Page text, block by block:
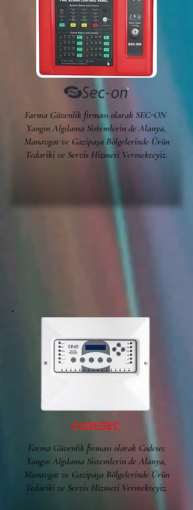
Farma Güvenlik firması olarak SEC-ON
Yangın Algılama Sistemlerin de Alanya,
Manavgat ve Gazipaşa Bölgelerinde Ürün
Tedariki ve Servis Hizmeti Vermekteyiz.
Farma Güvenlik firması olarak Codesec
Yangın Algılama Sistemlerin de Alanya,
Manavgat ve Gazipaşa Bölgelerinde Ürün
Tedariki ve Servis Hizmeti Vermekteyiz.